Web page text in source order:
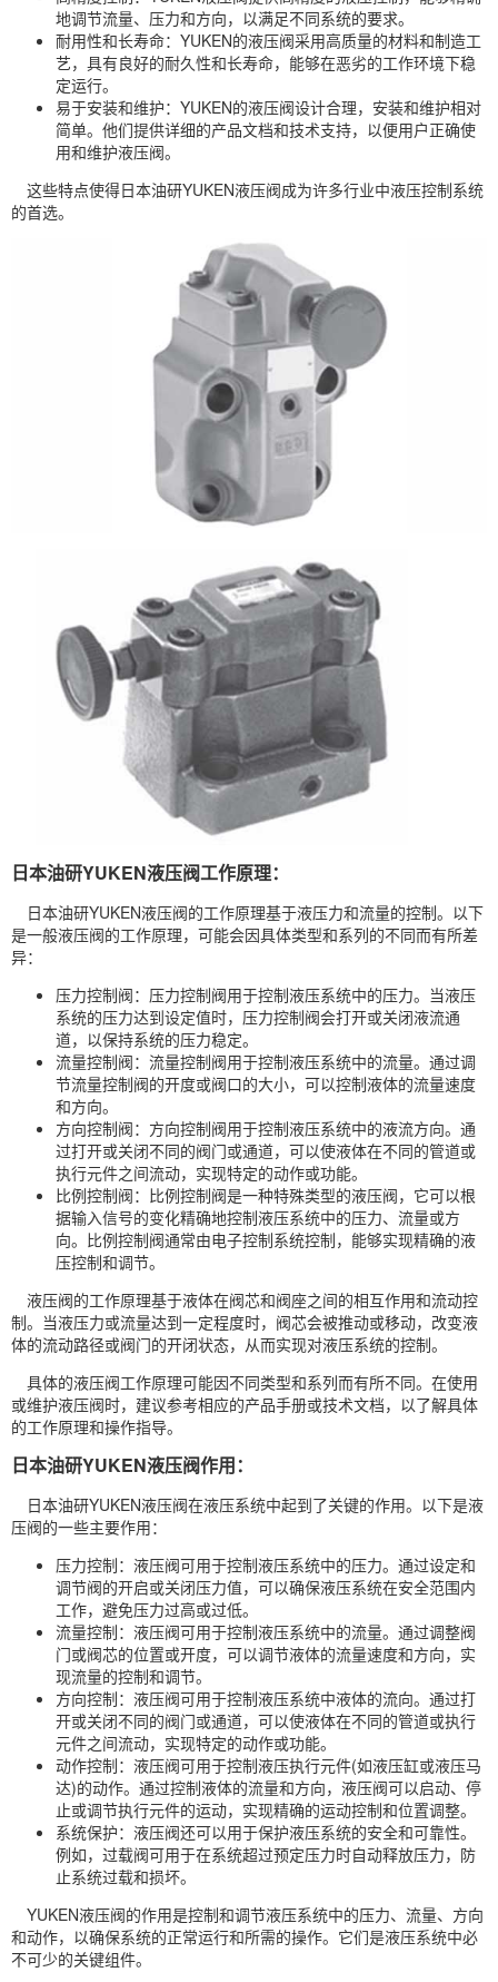
地调节流量、压力和方向，以满足不同系统的要求。
耐用性和长寿命：YUKEN的液压阀采用高质量的材料和制造工
艺，具有良好的耐久性和长寿命，能够在恶劣的工作环境下稳
定运行。
易于安装和维护：YUKEN的液压阀设计合理，安装和维护相对
简单。他们提供详细的产品文档和技术支持，以便用户正确使
用和维护液压阀。
这些特点使得日本油研YUKEN液压阀成为许多行业中液压控制系统
的首选。
日本油研YUKEN液压阀工作原理：
日本油研YUKEN液压阀的工作原理基于液压力和流量的控制。以下
是一般液压阀的工作原理，可能会因具体类型和系列的不同而有所差
异：
压力控制阀：压力控制阀用于控制液压系统中的压力。当液压
系统的压力达到设定值时，压力控制阀会打开或关闭液流通
道，以保持系统的压力稳定。
流量控制阀：流量控制阀用于控制液压系统中的流量。通过调
节流量控制阀的开度或阀口的大小，可以控制液体的流量速度
和方向。
方向控制阀：方向控制阀用于控制液压系统中的液流方向。通
过打开或关闭不同的阀门或通道，可以使液体在不同的管道或
执行元件之间流动，实现特定的动作或功能。
比例控制阀：比例控制阀是一种特殊类型的液压阀，它可以根
据输入信号的变化精确地控制液压系统中的压力、流量或方
向。比例控制阀通常由电子控制系统控制，能够实现精确的液
压控制和调节。
液压阀的工作原理基于液体在阀芯和阀座之间的相互作用和流动控
制。当液压力或流量达到一定程度时，阀芯会被推动或移动，改变液
体的流动路径或阀门的开闭状态，从而实现对液压系统的控制。
具体的液压阀工作原理可能因不同类型和系列而有所不同。在使用
或维护液压阀时，建议参考相应的产品手册或技术文档，以了解具体
的工作原理和操作指导。
日本油研YUKEN液压阀作用：
日本油研YUKEN液压阀在液压系统中起到了关键的作用。以下是液
压阀的一些主要作用：
压力控制：液压阀可用于控制液压系统中的压力。通过设定和
调节阀的开启或关闭压力值，可以确保液压系统在安全范围内
工作，避免压力过高或过低。
流量控制：液压阀可用于控制液压系统中的流量。通过调整阀
门或阀芯的位置或开度，可以调节液体的流量速度和方向，实
现流量的控制和调节。
方向控制：液压阀可用于控制液压系统中液体的流向。通过打
开或关闭不同的阀门或通道，可以使液体在不同的管道或执行
元件之间流动，实现特定的动作或功能。
动作控制：液压阀可用于控制液压执行元件(如液压缸或液压马
达)的动作。通过控制液体的流量和方向，液压阀可以启动、停
止或调节执行元件的运动，实现精确的运动控制和位置调整。
系统保护：液压阀还可以用于保护液压系统的安全和可靠性。
例如，过载阀可用于在系统超过预定压力时自动释放压力，防
止系统过载和损坏。
YUKEN液压阀的作用是控制和调节液压系统中的压力、流量、方向
和动作，以确保系统的正常运行和所需的操作。它们是液压系统中必
不可少的关键组件。